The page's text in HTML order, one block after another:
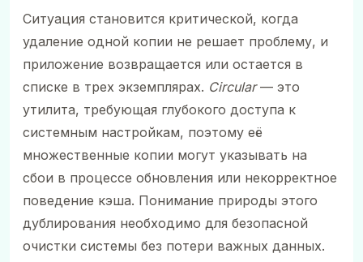
Ситуация становится критической, когда
удаление одной копии не решает проблему, и
приложение возвращается или остается в
списке в трех экземплярах. Circular— это
утилита, требующая глубокого доступа к
системным настройкам, поэтому её
множественные копии могут указывать на
сбои в процессе обновления или некорректное
поведение кэша. Понимание природы этого
дублирования необходимо для безопасной
очистки системы без потери важных данных.